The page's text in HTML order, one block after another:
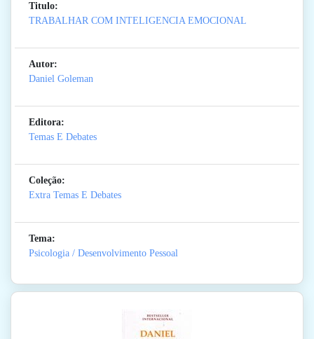
Titulo:
TRABALHAR COM INTELIGENCIA EMOCIONAL
Autor:
Daniel Goleman
Editora:
Temas E Debates
Coleção:
Extra Temas E Debates
Tema:
Psicologia / Desenvolvimento Pessoal